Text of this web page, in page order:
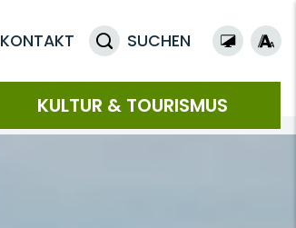
KONTAKT SUCHEN
KULTUR & TOURISMUS